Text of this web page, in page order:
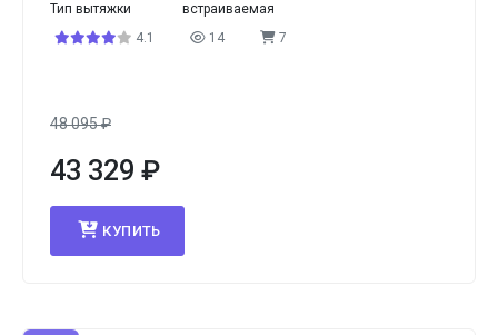
Тип вытяжки
встраиваемая
4.1
14 7
48 095₽
43 329 ₽
КУПИТЬ